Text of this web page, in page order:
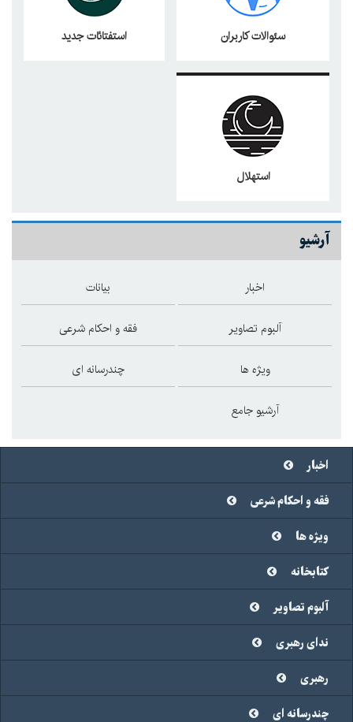
سئوالات کاربران استفتائات جدید
استهلال
آرشیو
اخبار بیانات
آلبوم تصاویر فقه و احکام شرعی
ویژه ها چندرسانه ای
آرشیو جامع
اخبار
فقه و احکام شرعی
ویژه ها
کتابخانه
آلبوم تصاویر
ندای رهبری
رهبری
چندرسانه ای